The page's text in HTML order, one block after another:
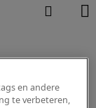
en andere
te verbeteren,